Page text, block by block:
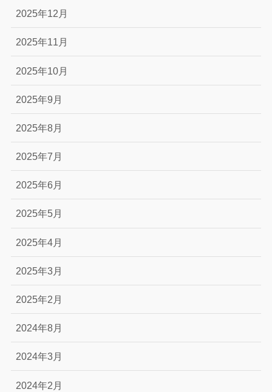
2025年12月
2025年11月
2025年10月
2025年9月
2025年8月
2025年7月
2025年6月
2025年5月
2025年4月
2025年3月
2025年2月
2024年8月
2024年3月
2024年2月